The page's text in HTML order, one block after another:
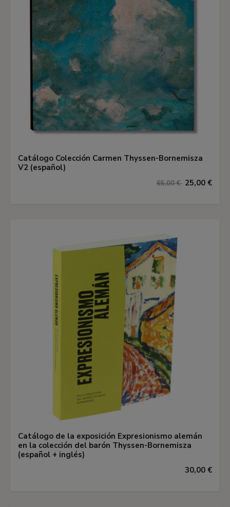
Catálogo Colección Carmen Thyssen-Bornemisza
V2 (español)
65,00 € 25,00 €
Catálogo de la exposición Expresionismo alemán
en la colección del barón Thyssen-Bornemisza
(español + inglés)
30,00 €